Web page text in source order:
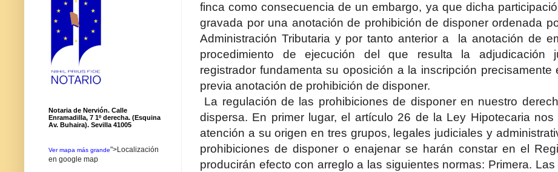
finca como consecuencia de un embargo, ya que dicha
gravada por una anotación de prohibición de disponer ordenada
Administración Tributaria y por tanto anterior a
la anotación de
procedimiento de ejecución del que resulta la adjudicación
registrador fundamenta su oposición a la inscripción
previa anotación de prohibición de disponer.
La regulación de las prohibiciones de disponer en nuestro
dispersa. En primer lugar, el artículo 26 de la Ley Hipotecaria nos
atención a su origen en tres grupos, legales judiciales y
prohibiciones de disponer o enajenar se harán constar en el
producirán efecto con arreglo a las siguientes normas: Primera.
Notaria de Nervión. Calle
Enramadilla, 7 1º derecha. (Esquina
Av. Buhaira). Sevilla 41005
Ver mapa más grande">Localización
en google map